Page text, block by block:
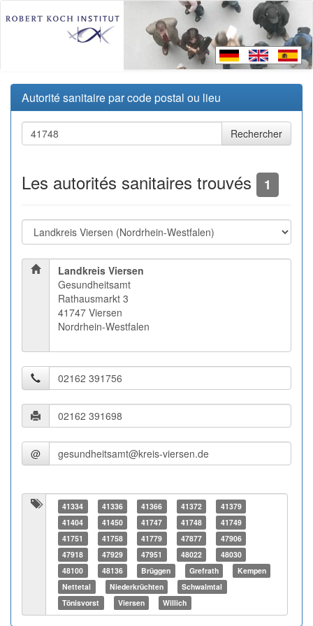
Autorité sanitaire par code postal ou lieu
Les autorités sanitaires trouvés 1
Landkreis Viersen
Gesundheitsamt
Rathausmarkt 3
41747 Viersen
Nordrhein-Westfalen
@
41334 41336 41366 41372
41379
41404
41450 41747 41748
41749
41751
41758 41779 47877
47906
47918
47929 47951 48022
48030
48100
48136 Brüggen Grefrath
Kempen
Nettetal
Niederkrüchten
Schwalmtal
Tönisvorst
Viersen Willich